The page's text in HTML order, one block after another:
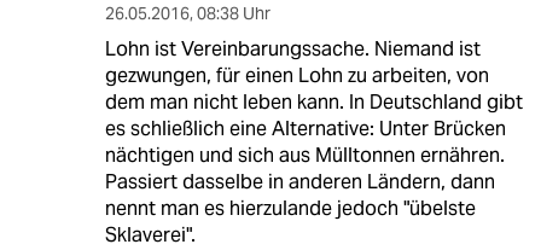
26.05.2016, 08:38 Uhr
Lohn ist Vereinbarungssache. Niemand ist
gezwungen, für einen Lohn zu arbeiten, von
dem man nicht leben kann. In Deutschland gibt
es schließlich eine Alternative: Unter Brücken
nächtigen und sich aus Mülltonnen ernähren.
Passiert dasselbe in anderen Ländern, dann
nennt man es hierzulande jedoch "übelste
Sklaverei".